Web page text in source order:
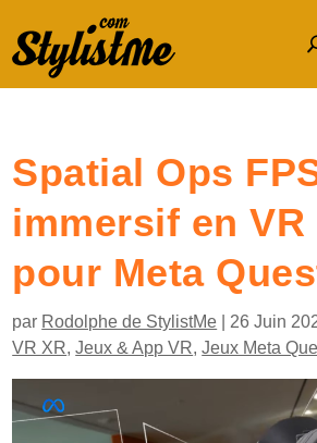
Spatial Ops
immersif en VR
pour Meta
par Rodolphe de StylistMe 26 Juin
VR XR,Jeux & App VR,Jeux Meta